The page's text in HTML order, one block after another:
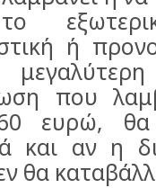
ή
που
ευρώ, θα
και αν η
θα